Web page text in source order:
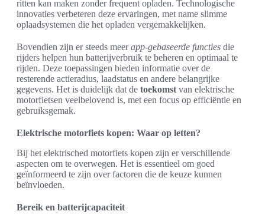
ritten kan maken zonder frequent opladen. Technologische
innovaties verbeteren deze ervaringen, met name slimme
oplaadsystemen die het opladen vergemakkelijken.
Bovendien zijn er steeds meerapp-gebaseerde functies die
rijders helpen hun batterijverbruik te beheren en optimaal te
rijden. Deze toepassingen bieden informatie over de
resterende actieradius, laadstatus en andere belangrijke
gegevens. Het is duidelijk dat de toekomst van elektrische
motorfietsen veelbelovend is, met een focus op efficiëntie en
gebruiksgemak.
Elektrische motorfiets kopen: Waar op letten?
Bij het elektrisched motorfiets kopen zijn er verschillende
aspecten om te overwegen. Het is essentieel om goed
geïnformeerd te zijn over factoren die de keuze kunnen
beïnvloeden.
Bereik en batterijcapaciteit